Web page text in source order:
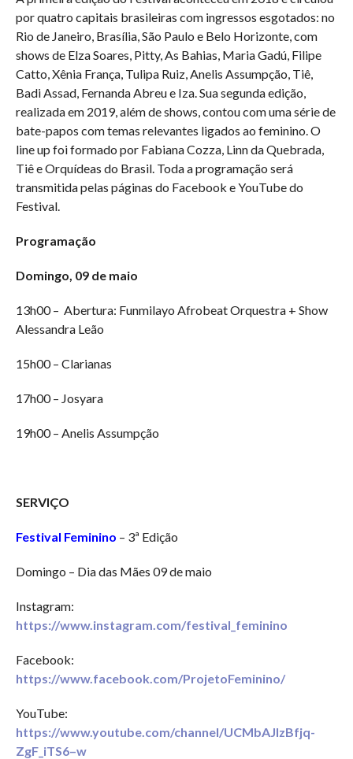
por quatro capitais brasileiras com ingressos esgotados: no
Rio de Janeiro, Brasília, São Paulo e Belo Horizonte, com
shows de Elza Soares, Pitty, As Bahias, Maria Gadú, Filipe
Catto, Xênia França, Tulipa Ruiz, Anelis Assumpção, Tiê,
Badi Assad, Fernanda Abreu e Iza. Sua segunda edição,
realizada em 2019, além de shows, contou com uma série de
bate-papos com temas relevantes ligados ao feminino. O
line up foi formado por Fabiana Cozza, Linn da Quebrada,
Tiê e Orquídeas do Brasil. Toda a programação será
transmitida pelas páginas do Facebook e YouTube do
Festival.
Programação
Domingo, 09 de maio
13h00 – Abertura: Funmilayo Afrobeat Orquestra + Show
Alessandra Leão
15h00 – Clarianas
17h00 – Josyara
19h00 – Anelis Assumpção
SERVIÇO
Festival Feminino – 3ª Edição
Domingo – Dia das Mães 09 de maio
Instagram:
https://www.instagram.com/festival_feminino
Facebook:
https://www.facebook.com/ProjetoFeminino/
YouTube:
https://www.youtube.com/channel/UCMbAJlzBfjq-
ZgF_iTS6–w